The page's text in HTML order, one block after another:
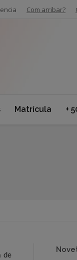
Com arribar?
Matrícula +
de